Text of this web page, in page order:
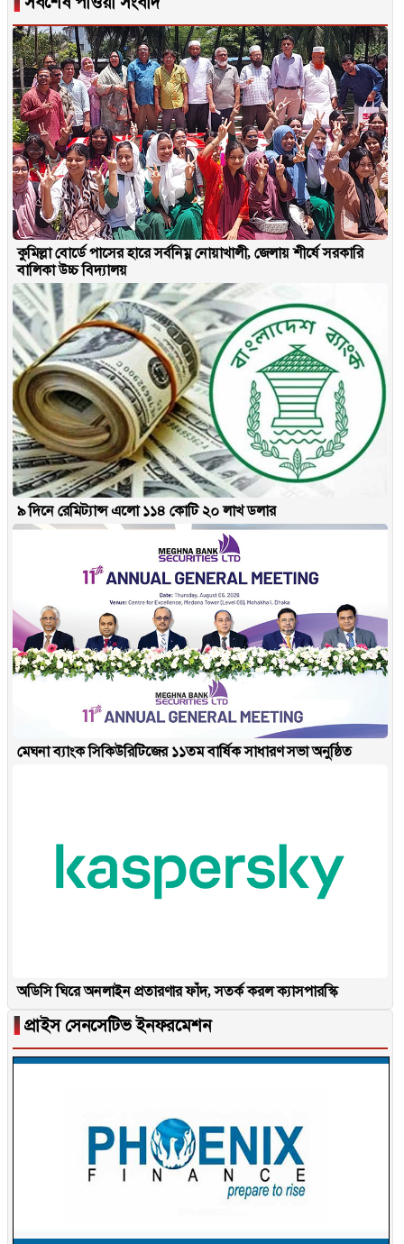
কুমিল্লা বোর্ডে পাসের হারে সর্বনিম্ন নোয়াখালী, জেলায় শীর্ষে সরকারি
বালিকা উচ্চ বিদ্যালয়
৯ দিনে রেমিট্যান্স এলো ১১৪ কোটি ২০ লাখ ডলার
মেঘনা ব্যাংক সিকিউরিটিজের ১১তম বার্ষিক সাধারণ সভা অনুষ্ঠিত
অডিসি ঘিরে অনলাইন প্রতারণার ফাঁদ, সতর্ক করল ক্যাসপারস্কি
▐ প্রাইস সেনসেটিভ ইনফরমেশন